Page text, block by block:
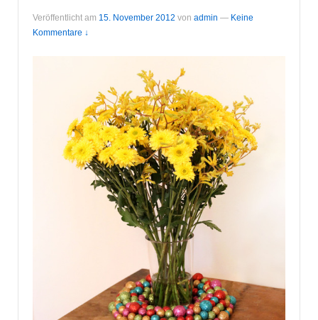
Veröffentlicht am 15. November 2012 von admin — Keine
Kommentare ↓